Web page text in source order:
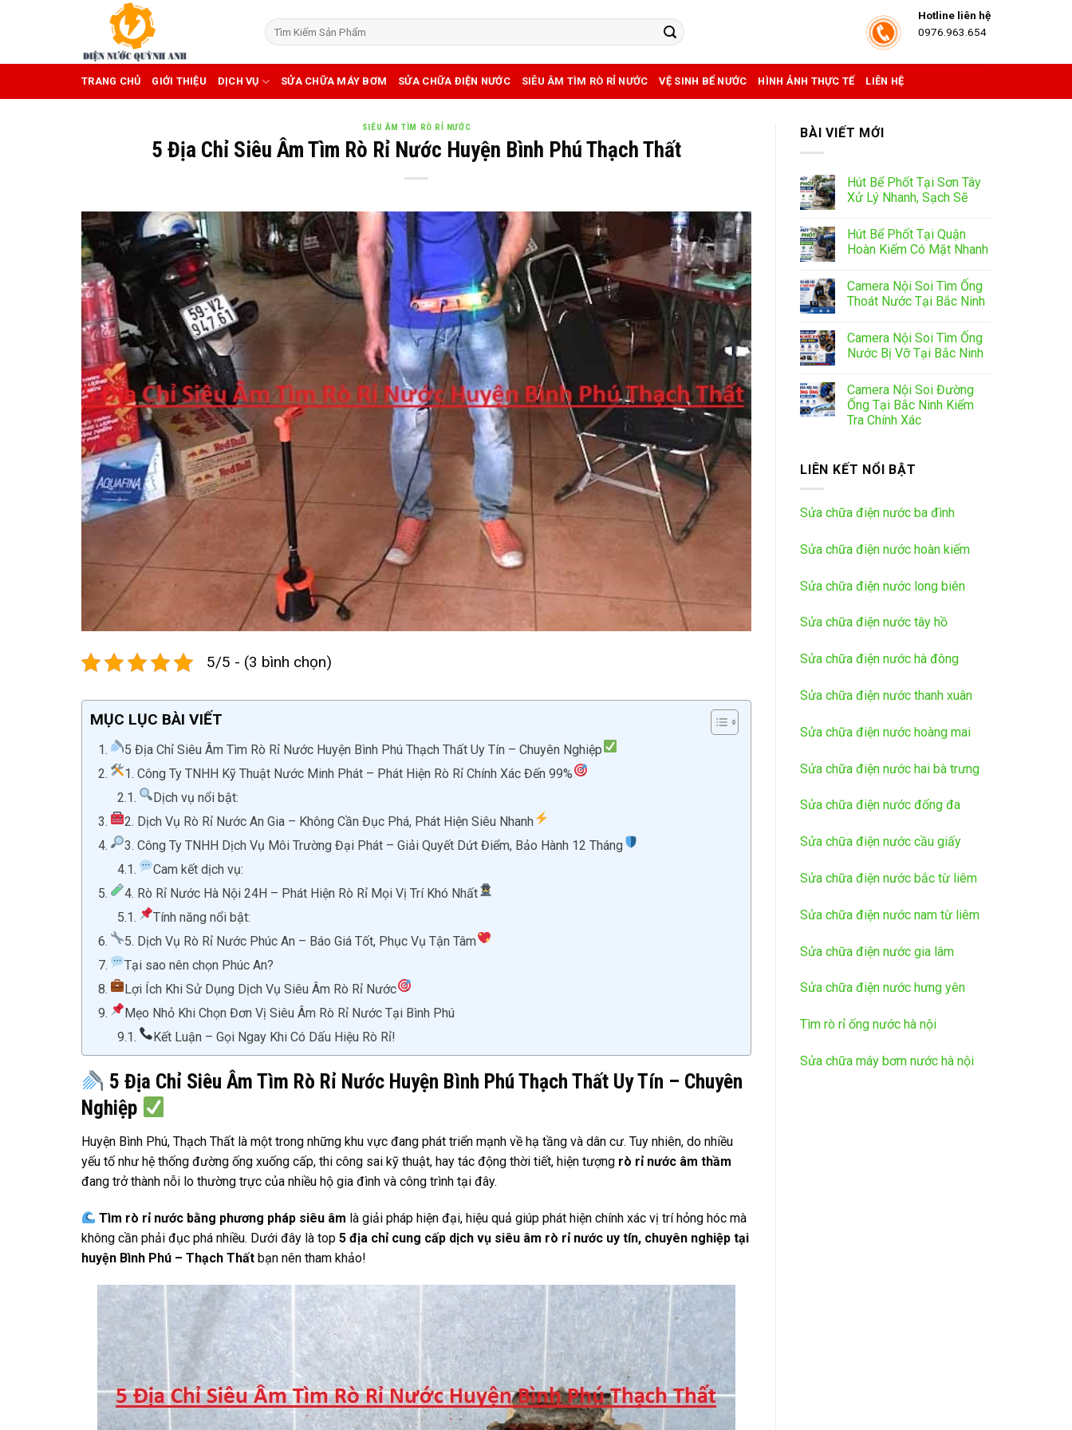
Hotline liên hệ
0976.963.654
TRANG CHỦ GIỚI THIỆU DỊCH VỤ SỬA CHỮA MÁY BƠM SỬA CHỮA ĐIỆN NƯỚC SIÊU ÂM TÌM RÒ RỈ NƯỚC VỆ SINH BỂ NƯỚC HÌNH ẢNH THỰC TẾ LIÊN HỆ
SIÊU ÂM TÌM RÒ RỈ NƯỚC
5 Địa Chỉ Siêu Âm Tìm Rò Rỉ Nước Huyện Bình Phú Thạch Thất
5/5 - (3 bình chọn)
MỤC LỤC BÀI VIẾT
5 Địa Chỉ Siêu Âm Tìm Rò Rỉ Nước Huyện Bình Phú Thạch Thất Uy Tín – Chuyên Nghiệp
1. Công Ty TNHH Kỹ Thuật Nước Minh Phát – Phát Hiện Rò Rỉ Chính Xác Đến 99%
Dịch vụ nổi bật:
2. Dịch Vụ Rò Rỉ Nước An Gia – Không Cần Đục Phá, Phát Hiện Siêu Nhanh
3. Công Ty TNHH Dịch Vụ Môi Trường Đại Phát – Giải Quyết Dứt Điểm, Bảo Hành 12 Tháng
Cam kết dịch vụ:
4. Rò Rỉ Nước Hà Nội 24H – Phát Hiện Rò Rỉ Mọi Vị Trí Khó Nhất
Tính năng nổi bật:
5. Dịch Vụ Rò Rỉ Nước Phúc An – Báo Giá Tốt, Phục Vụ Tận Tâm
Tại sao nên chọn Phúc An?
Lợi Ích Khi Sử Dụng Dịch Vụ Siêu Âm Rò Rỉ Nước
Mẹo Nhỏ Khi Chọn Đơn Vị Siêu Âm Rò Rỉ Nước Tại Bình Phú
Kết Luận – Gọi Ngay Khi Có Dấu Hiệu Rò Rỉ!
5 Địa Chỉ Siêu Âm Tìm Rò Rỉ Nước Huyện Bình Phú Thạch Thất Uy Tín – Chuyên
Nghiệp
Huyện Bình Phú, Thạch Thất là một trong những khu vực đang phát triển mạnh về hạ tầng và dân cư. Tuy nhiên, do nhiều
yếu tố như hệ thống đường ống xuống cấp, thi công sai kỹ thuật, hay tác động thời tiết, hiện tượng rò rỉ nước âm thầm
đang trở thành nỗi lo thường trực của nhiều hộ gia đình và công trình tại đây.
Tìm rò rỉ nước bằng phương pháp siêu âm là giải pháp hiện đại, hiệu quả giúp phát hiện chính xác vị trí hỏng hóc mà
không cần phải đục phá nhiều. Dưới đây là top 5 địa chỉ cung cấp dịch vụ siêu âm rò rỉ nước uy tín, chuyên nghiệp tại
huyện Bình Phú – Thạch Thất bạn nên tham khảo!
BÀI VIẾT MỚI
Hút Bể Phốt Tại Sơn Tây
Xử Lý Nhanh, Sạch Sẽ
Hút Bể Phốt Tại Quận
Hoàn Kiếm Có Mặt Nhanh
Camera Nội Soi Tìm Ống
Thoát Nước Tại Bắc Ninh
Camera Nội Soi Tìm Ống
Nước Bị Vỡ Tại Bắc Ninh
Camera Nội Soi Đường
Ống Tại Bắc Ninh Kiểm
Tra Chính Xác
LIÊN KẾT NỔI BẬT
Sửa chữa điện nước ba đình
Sửa chữa điện nước hoàn kiếm
Sửa chữa điện nước long biên
Sửa chữa điện nước tây hồ
Sửa chữa điện nước hà đông
Sửa chữa điện nước thanh xuân
Sửa chữa điện nước hoàng mai
Sửa chữa điện nước hai bà trưng
Sửa chữa điện nước đống đa
Sửa chữa điện nước cầu giấy
Sửa chữa điện nước bắc từ liêm
Sửa chữa điện nước nam từ liêm
Sửa chữa điện nước gia lâm
Sửa chữa điện nước hưng yên
Tìm rò rỉ ống nước hà nội
Sửa chữa máy bơm nước hà nội